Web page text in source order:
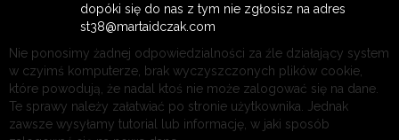
dopóki się do nas z tym nie zgłosisz na adres
st38@martaidczak.com
Nie ponosimy żadnej odpowiedzialności za źle działający system
w czyimś komputerze, brak wyczyszczonych plików cookie,
które powodują, że nadal ktoś nie może zalogować się na dane.
Te sprawy należy załatwiać po stronie użytkownika. Jednak
zawsze wysyłamy tutorial lub informację, w jaki sposób